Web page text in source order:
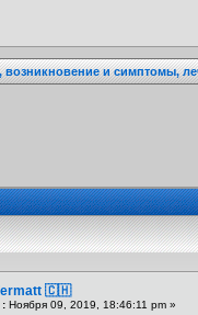
возникновение и симптомы,
🇨🇭
: Ноября 09, 2019, 18:46:11 pm »